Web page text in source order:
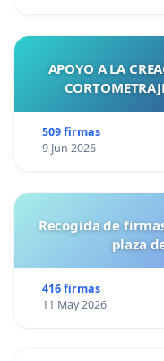
APOYO A LA
509 firmas
9 Jun 2026
Recogida de
plaza
416 firmas
11 May 2026